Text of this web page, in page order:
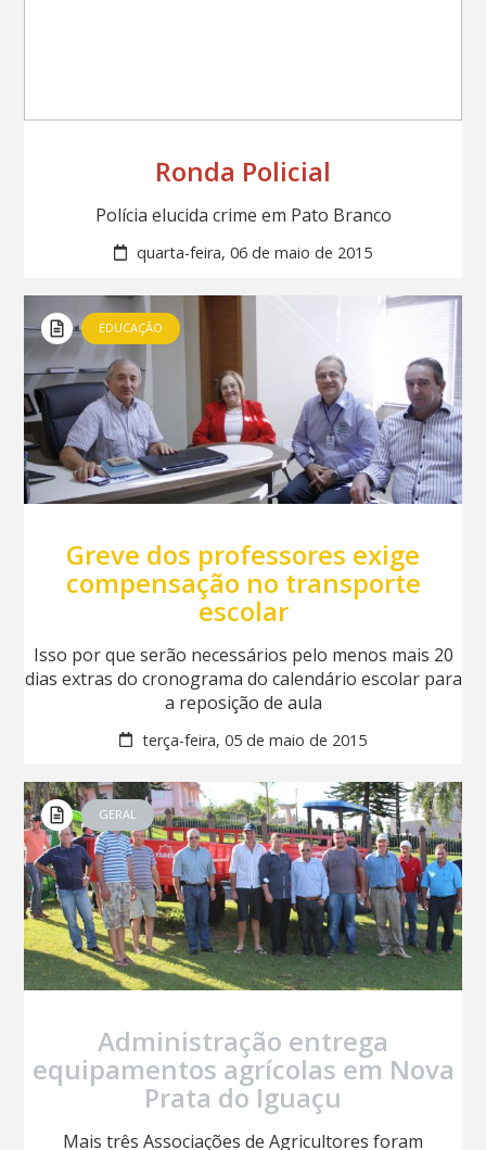
Ronda Policial
Polícia elucida crime em Pato Branco
quarta-feira, 06 de maio de 2015
EDUCAÇÃO
Greve dos professores exige
compensação no transporte
escolar
Isso por que serão necessários pelo menos mais 20
dias extras do cronograma do calendário escolar para
a reposição de aula
terça-feira, 05 de maio de 2015
GERAL
Administração entrega
equipamentos agrícolas em Nova
Prata do Iguaçu
Mais três Associações de Agricultores foram